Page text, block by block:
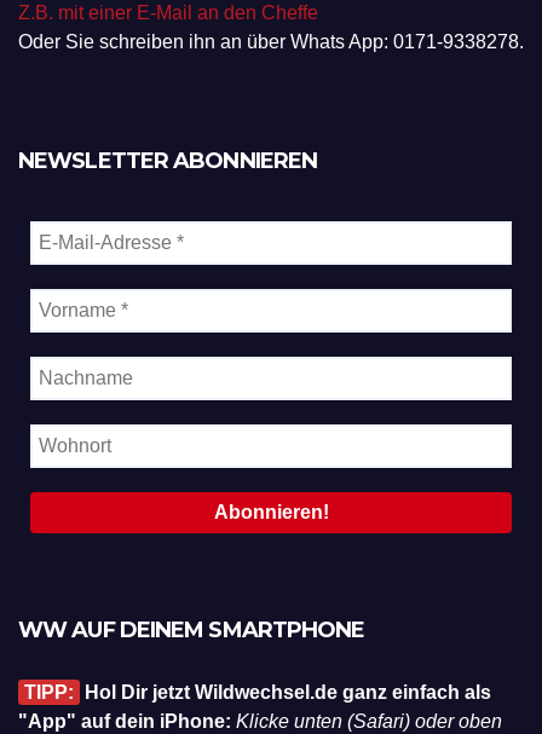
Z.B. mit einer E-Mail an den Cheffe
Oder Sie schreiben ihn an über Whats App: 0171-9338278.
NEWSLETTER ABONNIEREN
WW AUF DEINEM SMARTPHONE
TIPP:
Hol Dir jetzt Wildwechsel.de ganz einfach als
"App" auf dein iPhone: Klicke unten (Safari) oder oben